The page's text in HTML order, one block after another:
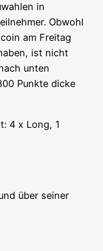
in
Obwohl
am Frei­tag
ist nicht
unten
Punk­te dicke
4 x Long, 1
über sei­ner